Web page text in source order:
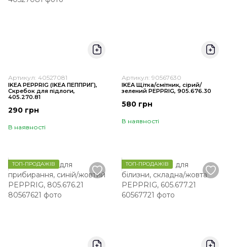
Артикул: 40527081
IKEA PEPPRIG (ІKEA ПЕППРИГ),
Скребок для підлоги,
405.270.81
290 грн
В наявності
Артикул: 90567630
IKEA Щітка/смітник, сірий/
зелений PEPPRIG, 905.676.30
580 грн
В наявності
ТОП-ПРОДАЖІВ ТОП-ПРОДАЖІВ